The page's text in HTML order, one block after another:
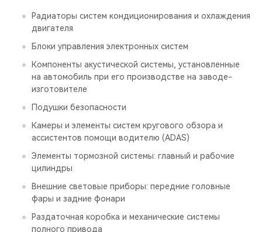
Радиаторы систем кондиционирования и охлаждения
двигателя
Блоки управления электронных систем
Компоненты акустической системы, установленные
на автомобиль при его производстве на заводе-
изготовителе
Подушки безопасности
Камеры и элементы систем кругового обзора и
ассистентов помощи водителю (ADAS)
Элементы тормозной системы: главный и рабочие
цилиндры
Внешние световые приборы: передние головные
фары и задние фонари
Раздаточная коробка и механические системы
полного привода